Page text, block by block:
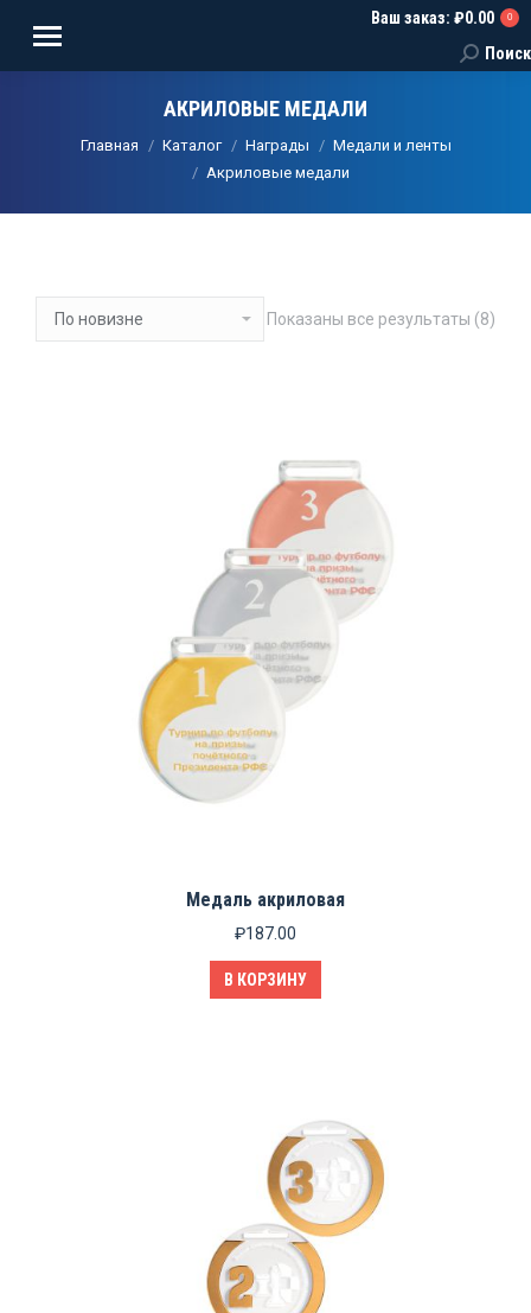
Ваш заказ: ₽0.00 0
Поиск:
Поиск
АКРИЛОВЫЕ МЕДАЛИ
Вы здесь:
Главная Каталог Награды
Медали и ленты
Акриловые медали
Показаны все результаты (8)
Медаль акриловая
₽187.00
В КОРЗИНУ